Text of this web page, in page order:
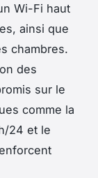
Wi-Fi haut
ainsi que
chambres.
des
sur le
comme la
24 et le